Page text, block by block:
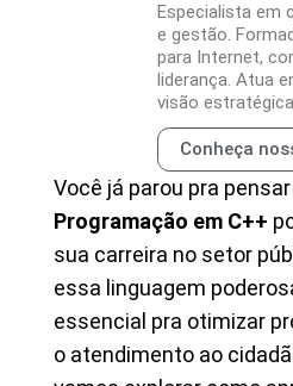
Especialista em
e gestão.
para Internet,
liderança. Atua
visão
Conheça
Você já parou pra
Programação em C++
sua carreira no setor
essa linguagem
essencial pra otimizar
o atendimento ao